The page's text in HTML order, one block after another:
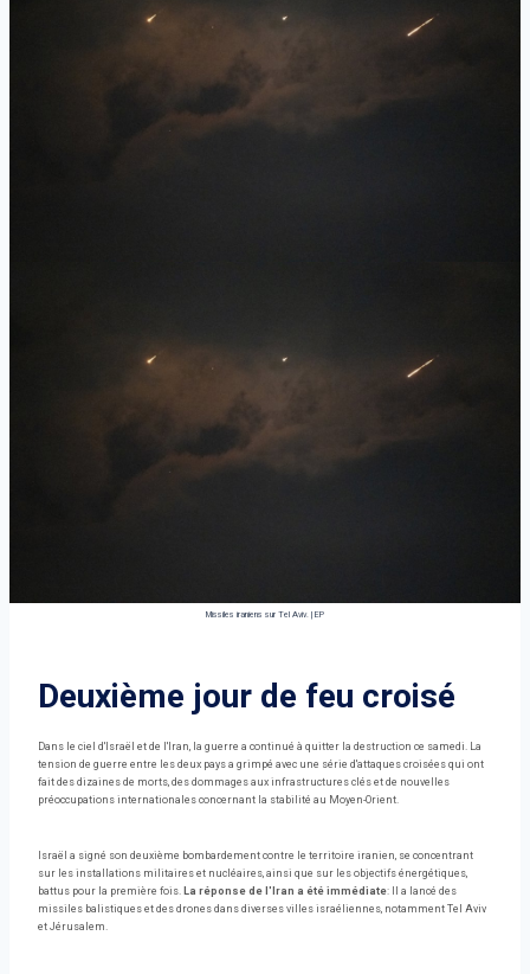
Missiles iraniens sur Tel Aviv. | EP
Deuxième jour de feu croisé
Dans le ciel d'Israël et de l'Iran, la guerre a continué à quitter la destruction ce samedi. La
tension de guerre entre les deux pays a grimpé avec une série d'attaques croisées qui ont
fait des dizaines de morts, des dommages aux infrastructures clés et de nouvelles
préoccupations internationales concernant la stabilité au Moyen-Orient.
Israël a signé son deuxième bombardement contre le territoire iranien, se concentrant
sur les installations militaires et nucléaires, ainsi que sur les objectifs énergétiques,
battus pour la première fois.
La réponse de l'Iran a été immédiate: Il a lancé des
missiles balistiques et des drones dans diverses villes israéliennes, notamment Tel Aviv
et Jérusalem.